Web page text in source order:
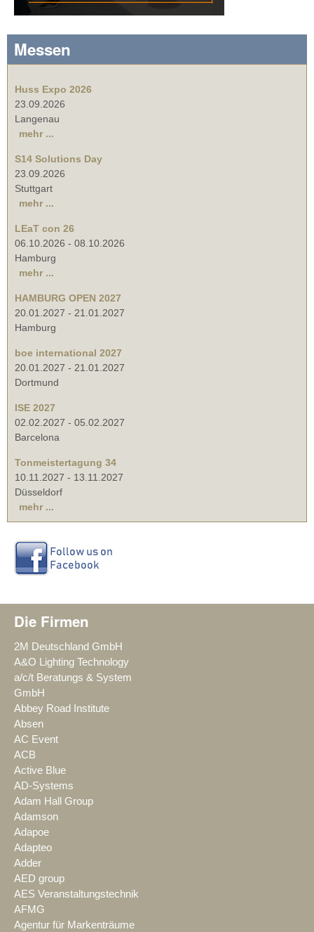
Messen
Huss Expo 2026
23.09.2026
Langenau
mehr ...
S14 Solutions Day
23.09.2026
Stuttgart
mehr ...
LEaT con 26
06.10.2026 - 08.10.2026
Hamburg
mehr ...
HAMBURG OPEN 2027
20.01.2027 - 21.01.2027
Hamburg
boe international 2027
20.01.2027 - 21.01.2027
Dortmund
ISE 2027
02.02.2027 - 05.02.2027
Barcelona
Tonmeistertagung 34
10.11.2027 - 13.11.2027
Düsseldorf
mehr ...
Die Firmen
2M Deutschland GmbH
A&O Lighting Technology
a/c/t Beratungs & System
GmbH
Abbey Road Institute
Absen
AC Event
ACB
Active Blue
AD-Systems
Adam Hall Group
Adamson
Adapoe
Adapteo
Adder
AED group
AES Veranstaltungstechnik
AFMG
Agentur für Markenträume